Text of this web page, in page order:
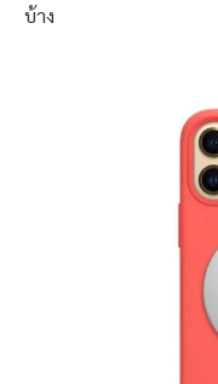
บ้าง